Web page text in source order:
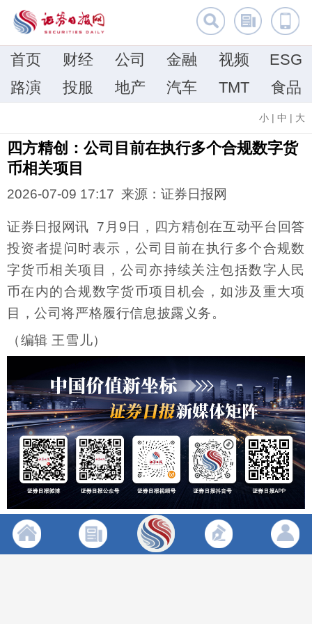
首页 财经 公司 金融 视频
ESG
路演
投服 地产 汽车 TMT 食品
小 | 中 | 大
四方精创：公司目前在执行多个合规数字货
币相关项目
2026-07-09 17:17 来源：证券日报网
证券日报网讯 7月9日，四方精创在互动平台回答
投资者提问时表示，公司目前在执行多个合规数
字货币相关项目，公司亦持续关注包括数字人民
币在内的合规数字货币项目机会，如涉及重大项
目，公司将严格履行信息披露义务。
（编辑 王雪儿）